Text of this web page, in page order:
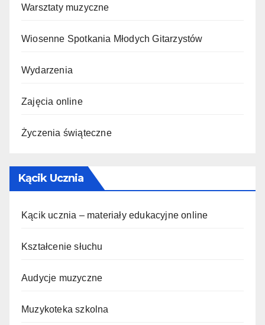
Warsztaty muzyczne
Wiosenne Spotkania Młodych Gitarzystów
Wydarzenia
Zajęcia online
Życzenia świąteczne
Kącik Ucznia
Kącik ucznia – materiały edukacyjne online
Kształcenie słuchu
Audycje muzyczne
Muzykoteka szkolna